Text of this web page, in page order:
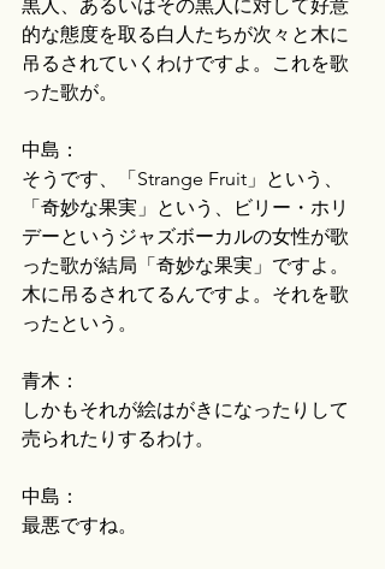
黒人、あるいはその黒人に対して好意
的な態度を取る白人たちが次々と木に
吊るされていくわけですよ。これを歌
った歌が。
中島：
そうです、「Strange Fruit」という、
「奇妙な果実」という、ビリー・ホリ
デーというジャズボーカルの女性が歌
った歌が結局「奇妙な果実」ですよ。
木に吊るされてるんですよ。それを歌
ったという。
青木：
しかもそれが絵はがきになったりして
売られたりするわけ。
中島：
最悪ですね。